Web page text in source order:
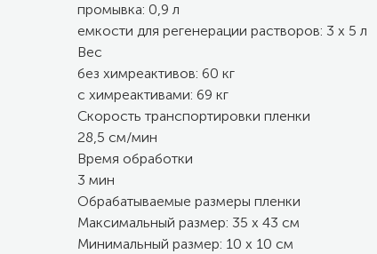
промывка: 0,9 л
емкости для регенерации растворов: 3 x 5 л
Вес
без химреактивов: 60 кг
с химреактивами: 69 кг
Скорость транспортировки пленки
28,5 см/мин
Время обработки
3 мин
Обрабатываемые размеры пленки
Максимальный размер: 35 x 43 см
Минимальный размер: 10 x 10 см